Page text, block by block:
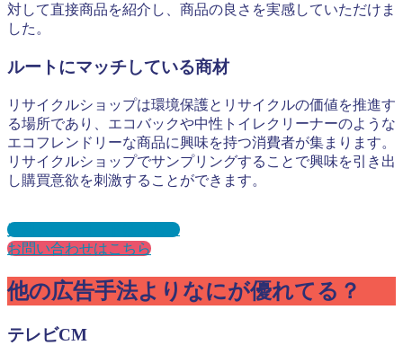
対して直接商品を紹介し、商品の良さを実感していただけま
した。
ルートにマッチしている商材
リサイクルショップは環境保護とリサイクルの価値を推進す
る場所であり、エコバックや中性トイレクリーナーのような
エコフレンドリーな商品に興味を持つ消費者が集まります。
リサイクルショップでサンプリングすることで興味を引き出
し購買意欲を刺激することができます。
資料ダウンロードはこちら
お問い合わせはこちら
他の広告手法よりなにが優れてる？
テレビCM